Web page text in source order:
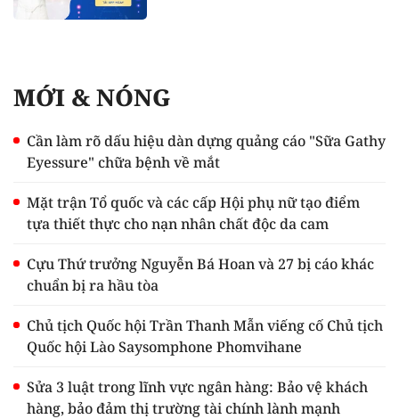
MỚI & NÓNG
Cần làm rõ dấu hiệu dàn dựng quảng cáo "Sữa Gathy
Eyessure" chữa bệnh về mắt
Mặt trận Tổ quốc và các cấp Hội phụ nữ tạo điểm
tựa thiết thực cho nạn nhân chất độc da cam
Cựu Thứ trưởng Nguyễn Bá Hoan và 27 bị cáo khác
chuẩn bị ra hầu tòa
Chủ tịch Quốc hội Trần Thanh Mẫn viếng cố Chủ tịch
Quốc hội Lào Saysomphone Phomvihane
Sửa 3 luật trong lĩnh vực ngân hàng: Bảo vệ khách
hàng, bảo đảm thị trường tài chính lành mạnh